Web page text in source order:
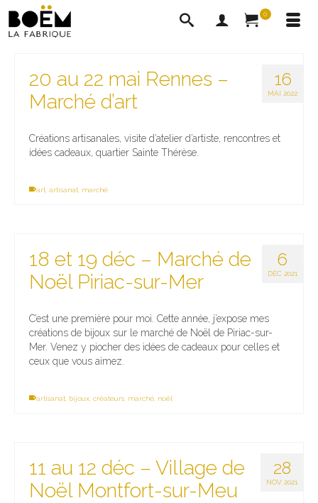
0
16
MAI 2022
20 au 22 mai Rennes –
Marché d’art
Créations artisanales, visite d’atelier d’artiste, rencontres et
idées cadeaux, quartier Sainte Thérèse.
art artisanat marché
6
DÉC 2021
18 et 19 déc – Marché de
Noël Piriac-sur-Mer
C’est une première pour moi. Cette année, j’expose mes
créations de bijoux sur le marché de Noël de Piriac-sur-
Mer. Venez y piocher des idées de cadeaux pour celles et
ceux que vous aimez.
artisanat bijoux créateurs marché noël
28
NOV 2021
11 au 12 déc – Village de
Noël Montfort-sur-Meu